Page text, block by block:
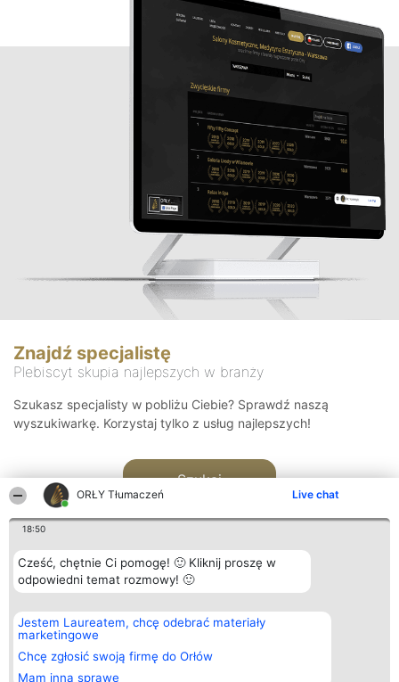
ORŁY Tłumaczeń Live chat
18:50
Cześć, chętnie Ci pomogę! 🙂 Kliknij proszę w
odpowiedni temat rozmowy! 🙂
Jestem Laureatem, chcę odebrać materiały
marketingowe
Chcę zgłosić swoją firmę do Orłów
Mam inną sprawę
Znajdź specjalistę
Plebiscyt skupia najlepszych w branży
Szukasz specjalisty w pobliżu Ciebie? Sprawdź naszą
wyszukiwarkę. Korzystaj tylko z usług najlepszych!
Szukaj
Organizator plebiscytu
Bright Side Solutions sp. z o.
o. sp. k.
ul. Ruska 22
Wrocław 50-079
KRS 0000749100 | Regon
Plebiscyt
Laureaci
wszystkich
Laureatów
Kontakt
Kontakt